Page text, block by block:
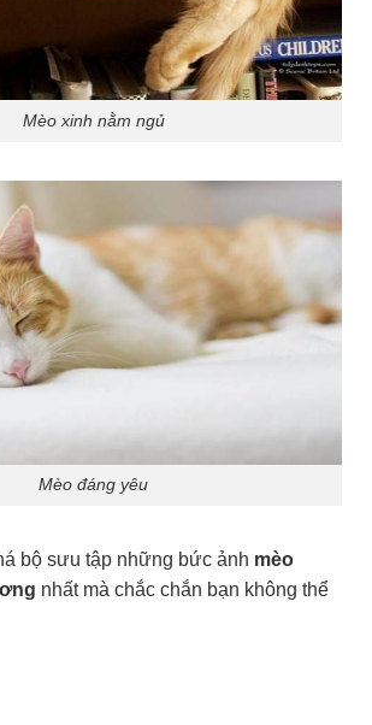
Mèo xinh nằm ngủ
Mèo đáng yêu
bộ sưu tập những bức ảnh mèo
nhất mà chắc chắn bạn không thể